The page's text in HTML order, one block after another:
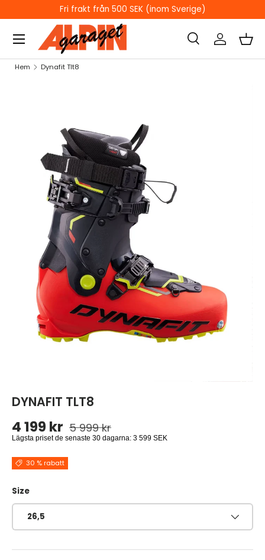
HOPPA TILL INNEHÅLL
(inom Sverige) ÖPPETTIDER I
Sök
Sök
Sök Logga inKorg
Hem Dynafit Tlt8
DYNAFIT TLT8
Reapris
4 199 kr Ordinarie pris
5 999 kr
Lägsta priset de senaste 30 dagarna: 3 599 SEK
30 % rabatt
Size
26,5